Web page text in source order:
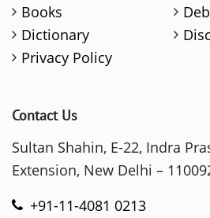
Books
Dictionary
Privacy Policy
Contact Us
Sultan Shahin, E-22, Indra
Extension, New Delhi –
+91-11-4081 0213